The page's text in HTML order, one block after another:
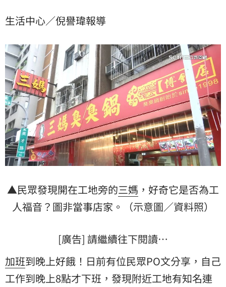
生活中心／倪譽瑋報導
▲民眾發現開在工地旁的三媽 ，好奇它是否為工
人福音？圖非當事店家。（示意圖／資料照）
[廣告] 請繼續往下閱讀…
加班到晚上好餓！日前有位民眾PO文分享，自己
工作到晚上8點才下班，發現附近工地有知名連